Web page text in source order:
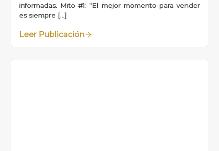
informadas. Mito #1: “El mejor momento para vender
es siempre […]
Leer Publicación